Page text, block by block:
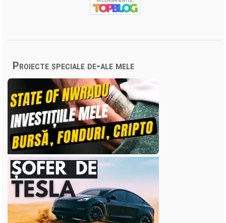
Proiecte speciale de-ale mele